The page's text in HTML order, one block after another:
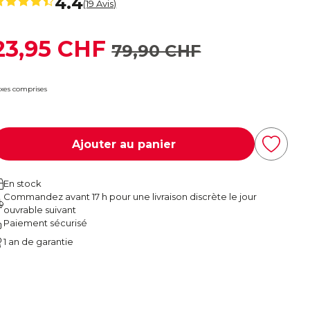
(19 Avis)
79,90 CHF
CHF
comprises
Ajouter au panier
En stock
Commandez avant 17 h pour une livraison discrète le jour
ouvrable suivant
Paiement sécurisé
1 an de garantie